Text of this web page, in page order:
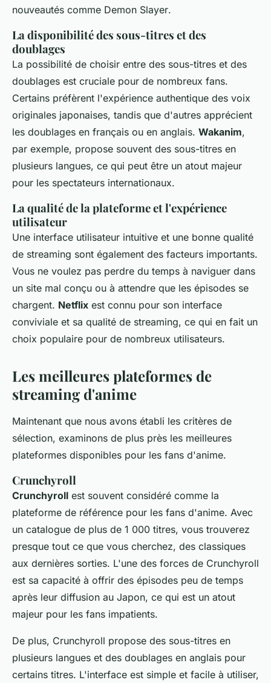
nouveautés comme Demon Slayer.
La disponibilité des sous-titres et des
doublages
La possibilité de choisir entre des sous-titres et des
doublages est cruciale pour de nombreux fans.
Certains préfèrent l'expérience authentique des voix
originales japonaises, tandis que d'autres apprécient
les doublages en français ou en anglais. Wakanim,
par exemple, propose souvent des sous-titres en
plusieurs langues, ce qui peut être un atout majeur
pour les spectateurs internationaux.
La qualité de la plateforme et l'expérience
utilisateur
Une interface utilisateur intuitive et une bonne qualité
de streaming sont également des facteurs importants.
Vous ne voulez pas perdre du temps à naviguer dans
un site mal conçu ou à attendre que les épisodes se
chargent. Netflix est connu pour son interface
conviviale et sa qualité de streaming, ce qui en fait un
choix populaire pour de nombreux utilisateurs.
Les meilleures plateformes de
streaming d'anime
Maintenant que nous avons établi les critères de
sélection, examinons de plus près les meilleures
plateformes disponibles pour les fans d'anime.
Crunchyroll
Crunchyroll est souvent considéré comme la
plateforme de référence pour les fans d'anime. Avec
un catalogue de plus de 1 000 titres, vous trouverez
presque tout ce que vous cherchez, des classiques
aux dernières sorties. L'une des forces de Crunchyroll
est sa capacité à offrir des épisodes peu de temps
après leur diffusion au Japon, ce qui est un atout
majeur pour les fans impatients.
De plus, Crunchyroll propose des sous-titres en
plusieurs langues et des doublages en anglais pour
certains titres. L'interface est simple et facile à utiliser,